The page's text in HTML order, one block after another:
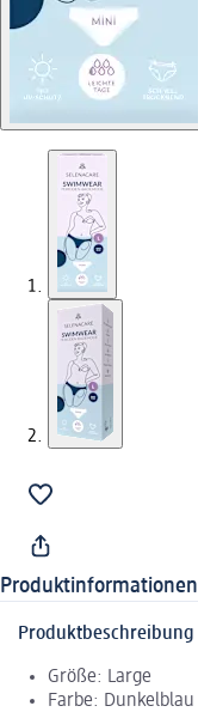
Produktinformationen
Produktbeschreibung
Größe: Large
Farbe: Dunkelblau